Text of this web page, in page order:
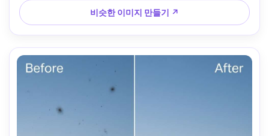
비슷한 이미지 만들기 ↗